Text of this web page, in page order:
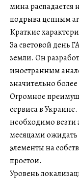
мина распадается
подрыва цепным
Краткие
За световой день
земли. Он
иностранным
значительно
Огромное
сервиса в
необходимо везти
месяцами
элементы на
простои.
Уровень